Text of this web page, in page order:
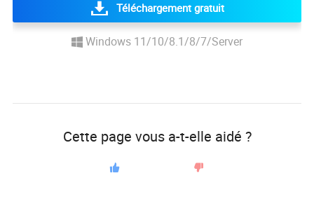
Téléchargement gratuit
Windows 11/10/8.1/8/7/Server
Cette page vous a-t-elle aidé ?